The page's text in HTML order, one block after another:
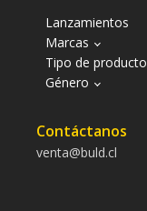
Lanzamientos
Marcas
Tipo de producto
Género
Contáctanos
venta@buld.cl